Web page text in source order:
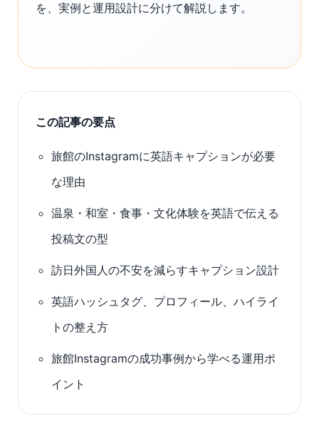
を、実例と運用設計に分けて解説します。
この記事の要点
旅館のInstagramに英語キャプションが必要
な理由
温泉・和室・食事・文化体験を英語で伝える
投稿文の型
訪日外国人の不安を減らすキャプション設計
英語ハッシュタグ、プロフィール、ハイライ
トの整え方
旅館Instagramの成功事例から学べる運用ポ
イント